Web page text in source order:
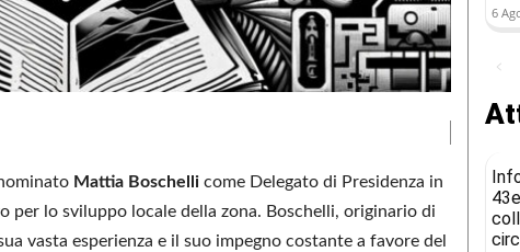
Mattia Boschelli come Delegato di Presidenza in
per lo sviluppo locale della zona. Boschelli, originario di
vasta esperienza e il suo impegno costante a favore del
6